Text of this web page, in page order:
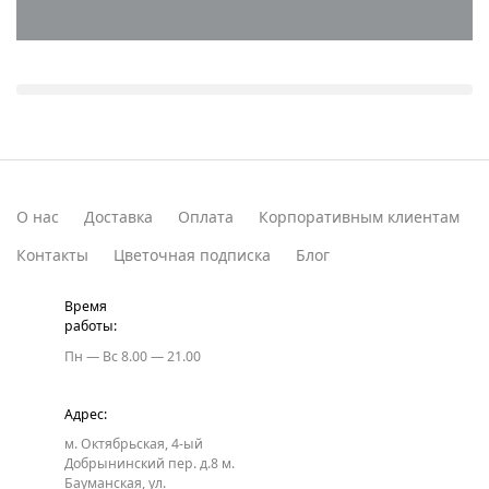
различных событий. Они уместны как
запоминающийся подарок.
О нас Доставка Оплата
Корпоративным клиентам
Контакты
Цветочная подписка Блог
Время
работы:
Пн — Вс8.00 — 21.00
Адрес:
м. Октябрьская, 4-ый
Добрынинский пер. д.8м.
Бауманская, ул.